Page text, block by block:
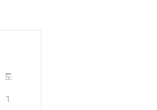
토
1